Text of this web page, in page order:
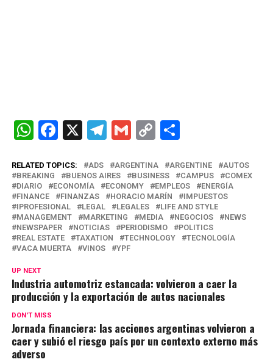
W
at
s
A
p
p
F
ce
b
o
o
k
X T
e
gr
a
m
G
ail
C
py
Li
n
k
C
m
p
ar
tir
RELATED TOPICS: ADS ARGENTINA ARGENTINE
AUTOS
BREAKING
BUENOS AIRES BUSINESS CAMPUS
COMEX
DIARIO
ECONOMÍA ECONOMY EMPLEOS
ENERGÍA
FINANCE
FINANZAS HORACIO MARÍN
IMPUESTOS
IPROFESIONAL
LEGAL LEGALES
LIFE AND STYLE
MANAGEMENT
MARKETING MEDIA NEGOCIOS
NEWS
NEWSPAPER
NOTICIAS PERIODISMO
POLITICS
REAL ESTATE
TAXATION TECHNOLOGY
TECNOLOGÍA
VACA MUERTA
VINOS YPF
UP NEXT
Industria automotriz estancada: volvieron a caer la
producción y la exportación de autos nacionales
DON'T MISS
Jornada financiera: las acciones argentinas volvieron a
caer y subió el riesgo país por un contexto externo más
adverso